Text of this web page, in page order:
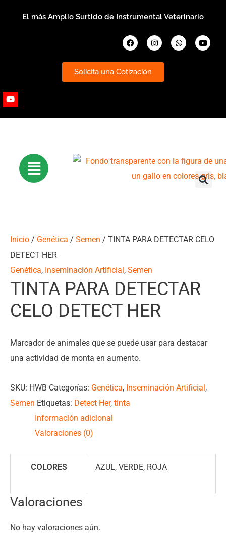
El más Amplio Surtido de Instrumental Veterinario
FacebookInstagramWhatsapp
Solicita una Cotización
Youtube
Inicio / Genética / Semen / TINTA PARA DETECTAR CELO
DETECT HER
Genética, Inseminación Artificial, Semen
TINTA PARA DETECTAR
CELO DETECT HER
Marcador de animales que se puede usar para destacar
una actividad de monta en aumento.
SKU: HWB Categorías: Genética, Inseminación Artificial,
Semen Etiquetas: Detect Her, tinta
Información adicional
Valoraciones (0)
COLORES AZUL, VERDE, ROJA
Valoraciones
No hay valoraciones aún.